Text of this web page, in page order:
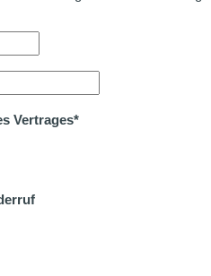
Vertrages*